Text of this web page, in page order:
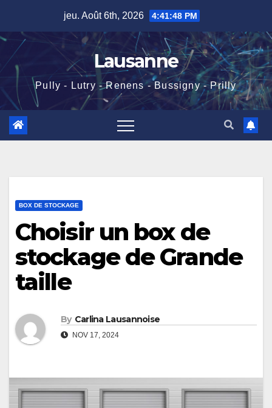
content
jeu. Août 6th, 2026 4:41:49 PM
Lausanne
Pully - Lutry - Renens - Bussigny - Prilly
BOX DE STOCKAGE
Choisir un box de
stockage de Grande
taille
By Carlina Lausannoise
NOV 17, 2024